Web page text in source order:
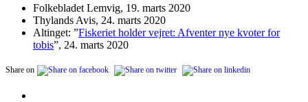
Folkebladet Lemvig, 19. marts 2020
Thylands Avis, 24. marts 2020
Altinget: ”Fiskeriet holder vejret: Afventer nye kvoter for
tobis”, 24. marts 2020
Share on